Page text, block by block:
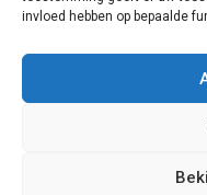
invloed hebben op bepaalde